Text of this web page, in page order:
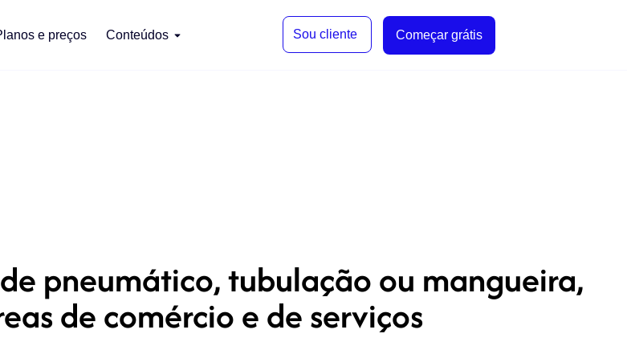
e preços Conteúdos Sou cliente Começar grátis
pneumático, tubulação ou mangueira,
de comércio e de serviços